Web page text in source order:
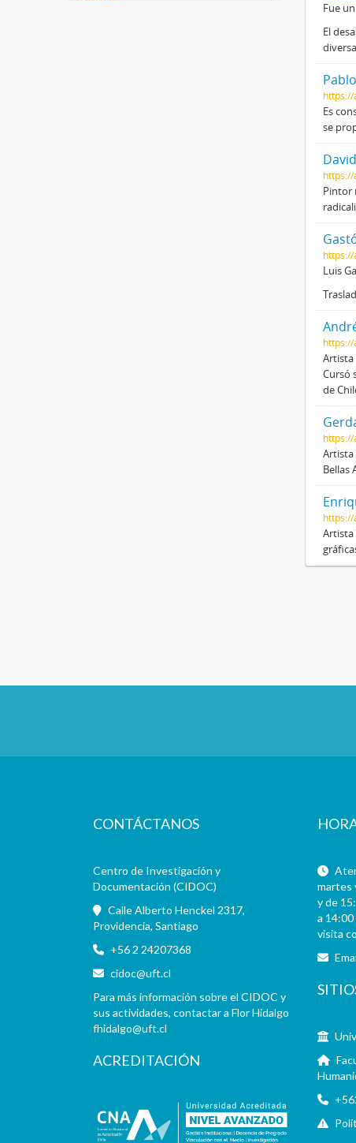
Fue
El
https://
Es
se
Pintor
Luis
Cursó
de
Artista
Bellas
Artista
CONTÁCTANOS
Centro de Investigación y
Documentación (CIDOC)
Calle Alberto Henckel 2317,
Providencia, Santiago
+56 2 24207368
cidoc@uft.cl
Para más información sobre el CIDOC y
sus actividades, contactar a Flor Hidalgo
fhidalgo@uft.cl
ACREDITACIÓN
martes
y de
a
visita